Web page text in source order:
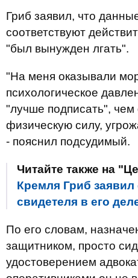
Гриб заявил, что
соответствуют
"был вынужден лгать".
"На меня оказывали
психологическое
"лучше подписать",
физическую силу,
- пояснил подсудимый.
Читайте также на
Кремля Гриб
свидетеля в его
По его словам,
защитником, просто
удостоверением